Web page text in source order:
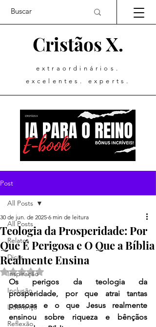
Cristãos X.
extraordinários.
excelentes. experts.
Post
All Posts
Relatos
Dicas
Inspiração
Inclusão
Liderança
Reflexão
All Posts
Teologia da Prosperidade: Por
Que É Perigosa e O Que a Bíblia
Realmente Ensina
30 de jun. de 2025 6 min de leitura
Avaliado com NaN de 5 estrelas.
Os perigos da teologia da
prosperidade, por que atrai tantas
pessoas e o que Jesus realmente
ensinou sobre riqueza e bênçãos